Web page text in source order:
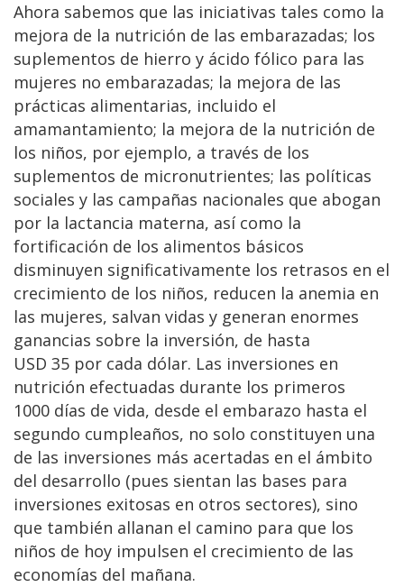
Ahora sabemos que las iniciativas tales como la
mejora de la nutrición de las embarazadas; los
suplementos de hierro y ácido fólico para las
mujeres no embarazadas; la mejora de las
prácticas alimentarias, incluido el
amamantamiento; la mejora de la nutrición de
los niños, por ejemplo, a través de los
suplementos de micronutrientes; las políticas
sociales y las campañas nacionales que abogan
por la lactancia materna, así como la
fortificación de los alimentos básicos
disminuyen significativamente los retrasos en el
crecimiento de los niños, reducen la anemia en
las mujeres, salvan vidas y generan enormes
ganancias sobre la inversión, de hasta
USD 35 por cada dólar. Las inversiones en
nutrición efectuadas durante los primeros
1000 días de vida, desde el embarazo hasta el
segundo cumpleaños, no solo constituyen una
de las inversiones más acertadas en el ámbito
del desarrollo (pues sientan las bases para
inversiones exitosas en otros sectores), sino
que también allanan el camino para que los
niños de hoy impulsen el crecimiento de las
economías del mañana.